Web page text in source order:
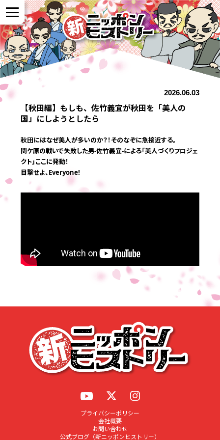
NEWS
全国展開について
2026.06.03
【秋田編】もしも、佐竹義宜が秋田を「美人の
国」にしようとしたら
秋田にはなぜ美人が多いのか？！そのなぞに急接近する。
関ケ原の戦いで失敗した男‐佐竹義宜‐による「美人づくりプロジェ
クト」ここに発動！
目撃せよ、Everyone!
プライバシーポリシー
会社概要
お問い合わせ
公式ブログ（新ニッポンヒストリー）